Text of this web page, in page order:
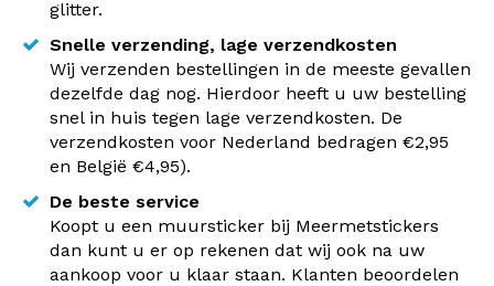
glitter.
Snelle verzending, lage verzendkosten
Wij verzenden bestellingen in de meeste gevallen
dezelfde dag nog. Hierdoor heeft u uw bestelling
snel in huis tegen lage verzendkosten. De
verzendkosten voor Nederland bedragen €2,95
en België €4,95).
De beste service
Koopt u een muursticker bij Meermetstickers
dan kunt u er op rekenen dat wij ook na uw
aankoop voor u klaar staan. Klanten beoordelen